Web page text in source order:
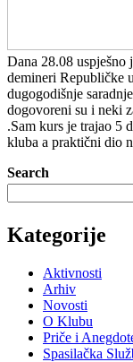
Dana 28.08 uspješno
demineri Republičke
dugogodišnje
dogovoreni su i neki
.Sam kurs je trajao 5
kluba a praktični dio
Search
Kategorije
Aktivnosti
Arhiv
Novosti
O Klubu
Priče i
Spasilačka